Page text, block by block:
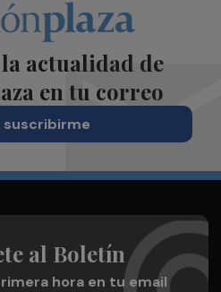
actualidad de
en tu correo
suscribirme
al Boletín
hora en tu email